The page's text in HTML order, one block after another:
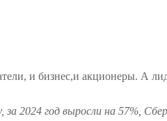
и бизнес,и акционеры. А
за 2024 год выросли на 57%,